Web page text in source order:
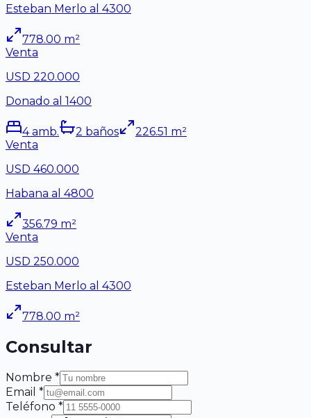
Esteban Merlo al 4300
778.00 m²
Venta
USD 220.000
Donado al 1400
4amb. 2 baños 226.51 m²
Venta
USD 460.000
Habana al 4800
356.79 m²
Venta
USD 250.000
Esteban Merlo al 4300
778.00 m²
Consultar
Nombre *
Email *
Teléfono *